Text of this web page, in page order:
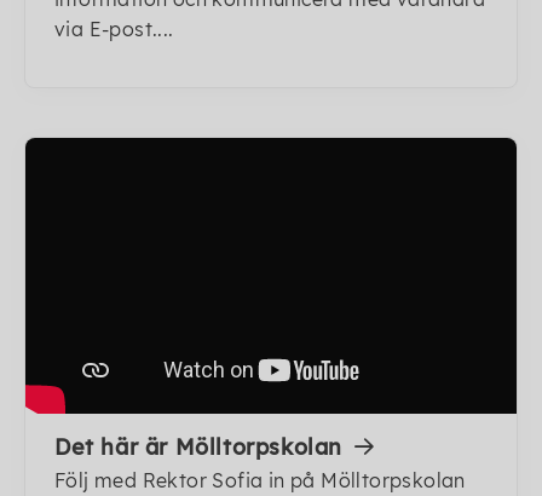
via E-post....
Det här är Mölltorpskolan
Följ med Rektor Sofia in på Mölltorpskolan